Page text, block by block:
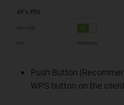
Push Button
WPS button on the